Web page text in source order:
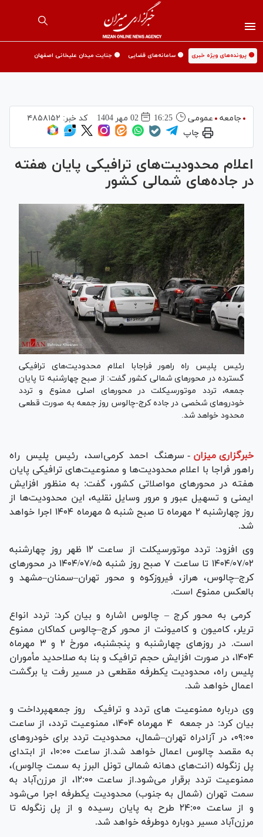
🟡 پرونده‌های ویژه خبری 🟡 سامانه‌های قضایی 🟡 جنایت میدان علیخانی اصفهان
جامعه عمومی 16:25 02 مهر 1404 کد خبر: ۴۸۵۸۱۵۲
چاپ
اعلام محدودیت‌های ترافیکی پایان هفته
در جاده‌های شمالی کشور
رئیس پلیس راه راهور فراجابا اعلام محدودیت‌های ترافیکی
گسترده در محورهای شمالی کشور گفت: از صبح چهارشنبه تا پایان
جمعه، تردد موتورسیکلت در محورهای اصلی ممنوع و تردد
خودروهای شخصی در جاده کرج-چالوس روز جمعه به صورت قطعی
محدود خواهد شد.
خبرگزاری میزان - سرهنگ احمد کرمی‌اسد، رئیس پلیس راه
راهور فراجا با اعلام محدودیت‌ها و ممنوعیت‌های ترافیکی پایان
هفته در محور‌های مواصلاتی کشور، گفت: به منظور افزایش
ایمنی و تسهیل عبور و مرور وسایل نقلیه، این محدودیت‌ها از
روز چهارشنبه ۲ مهرماه تا صبح شنبه ۵ مهرماه ۱۴۰۴ اجرا خواهد
شد.
وی افزود: تردد موتورسیکلت از ساعت ۱۲ ظهر روز چهارشنبه
۱۴۰۴/۰۷/۰۲ تا ساعت ۷ صبح روز شنبه ۱۴۰۴/۰۷/۰۵ در محور‌های
کرج–چالوس، هراز، فیروزکوه و محور تهران–سمنان–مشهد و
بالعکس ممنوع است.
کرمی به محور کرج – چالوس اشاره و بیان کرد: تردد انواع
تریلر، کامیون و کامیونت از محور کرج–چالوس کماکان ممنوع
است. در روز‌های چهارشنبه و پنجشنبه، مورخ ۲ و ۳ مهرماه
۱۴۰۴، در صورت افزایش حجم ترافیک و بنا به صلاحدید مأموران
پلیس راه، محدودیت یکطرفه مقطعی در مسیر رفت یا برگشت
اعمال خواهد شد.
وی درباره ممنوعیت های تردد و ترافیک روز جمعهپرداخت و
بیان کرد: در جمعه ۴ مهرماه ۱۴۰۴، ممنوعیت تردد، از ساعت
۰۹:۰۰، در آزادراه تهران–شمال، محدودیت تردد برای خودرو‌های
به مقصد چالوس اعمال خواهد شد.از ساعت ۱۰:۰۰، از ابتدای
پل زنگوله (انت‌های دهانه شمالی تونل البرز به سمت چالوس)،
ممنوعیت تردد برقرار می‌شود.از ساعت ۱۲:۰۰، از مرزن‌آباد به
سمت تهران (شمال به جنوب) محدودیت یکطرفه اجرا می‌شود
و از ساعت ۲۴:۰۰ طرح به پایان رسیده و از پل زنگوله تا
مرزن‌آباد مسیر دوباره دوطرفه خواهد شد.